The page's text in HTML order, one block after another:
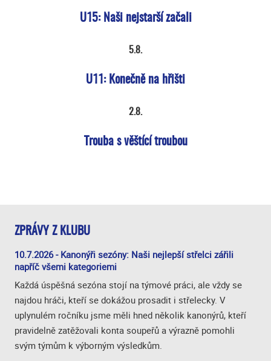
U15: Naši nejstarší začali
5.8.
U11: Konečně na hřišti
2.8.
Trouba s věštící troubou
ZPRÁVY Z KLUBU
10.7.2026 - Kanonýři sezóny: Naši nejlepší střelci zářili
napříč všemi kategoriemi
Každá úspěšná sezóna stojí na týmové práci, ale vždy se
najdou hráči, kteří se dokážou prosadit i střelecky. V
uplynulém ročníku jsme měli hned několik kanonýrů, kteří
pravidelně zatěžovali konta soupeřů a výrazně pomohli
svým týmům k výborným výsledkům.